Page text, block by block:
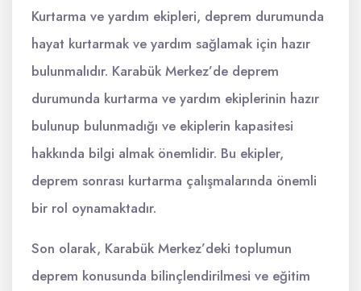
Kurtarma ve yardım ekipleri, deprem durumunda
hayat kurtarmak ve yardım sağlamak için hazır
bulunmalıdır. Karabük Merkez’de deprem
durumunda kurtarma ve yardım ekiplerinin hazır
bulunup bulunmadığı ve ekiplerin kapasitesi
hakkında bilgi almak önemlidir. Bu ekipler,
deprem sonrası kurtarma çalışmalarında önemli
bir rol oynamaktadır.
Son olarak, Karabük Merkez’deki toplumun
deprem konusunda bilinçlendirilmesi ve eğitim